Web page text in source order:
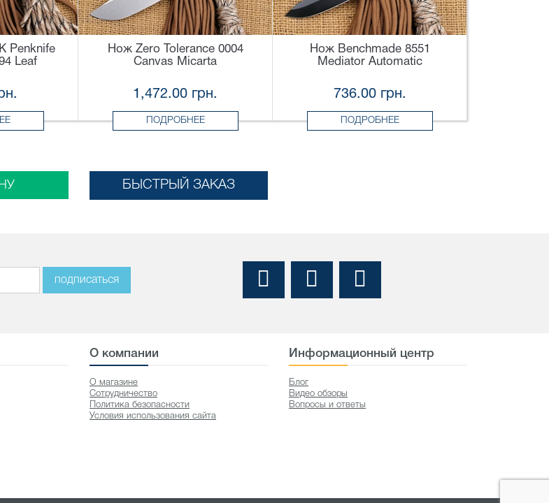
Penknife
Leaf
Нож Zero Tolerance 0004
Canvas Micarta
1,472.00 грн.
ПОДРОБНЕЕ
Нож Benchmade 8551
Mediator Automatic
736.00 грн.
ПОДРОБНЕЕ
БЫСТРЫЙ ЗАКАЗ
подписаться
О компании
О магазине
Сотрудничество
Политика безопасности
Условия использования сайта
Информационный центр
Блог
Видео обзоры
Вопросы и ответы